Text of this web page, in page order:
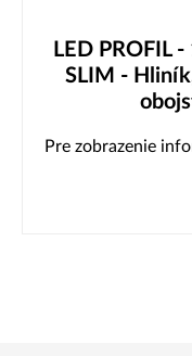
LED PROFIL
SLIM -
Pre zobrazenie